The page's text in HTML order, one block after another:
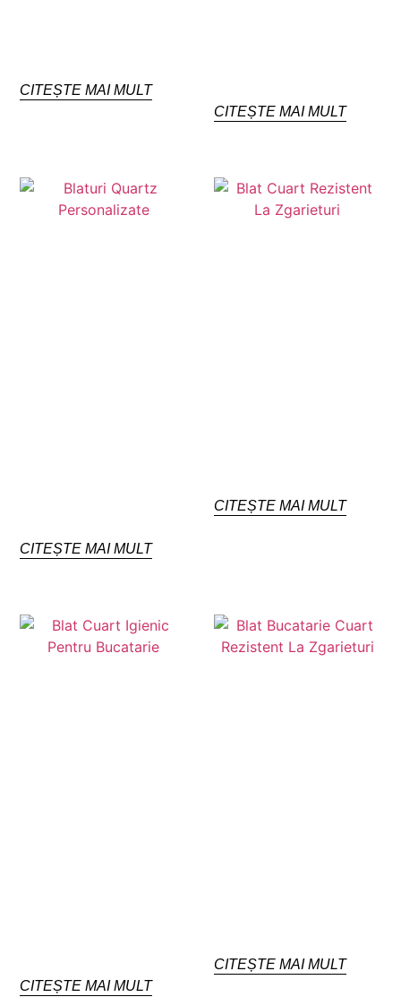
CITEȘTE MAI MULT
CITEȘTE MAI MULT
CITEȘTE MAI MULT
CITEȘTE MAI MULT
CITEȘTE MAI MULT
CITEȘTE MAI MULT